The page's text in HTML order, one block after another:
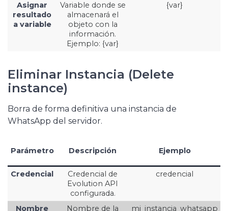
Asignar
resultado
a variable
Variable donde se
almacenará el
objeto con la
información.
Ejemplo: {var}
{var}
Eliminar Instancia (Delete
instance)
Borra de forma definitiva una instancia de
WhatsApp del servidor.
Parámetro Descripción Ejemplo
Credencial
Credencial de
Evolution API
configurada.
credencial
Nombre Nombre de la mi_instancia_whatsapp